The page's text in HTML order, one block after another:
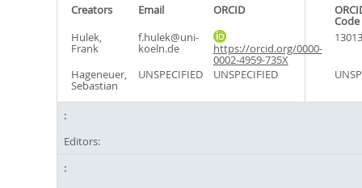
Creators Email ORCID
Code
Hulek,
Frank
f.hulek@uni-
koeln.de https://orcid.org/0000-
0002-4959-735X
Hageneuer,
Sebastian
UNSPECIFIED UNSPECIFIED
Editors: